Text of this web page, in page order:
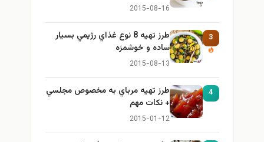
2015-08-16
3
طرز تهيه 8 نوع غذاي رژيمي بسيار
ساده و خوشمزه
2015-08-13
4
طرز تهيه مرباي به مخصوص مجلسي
+ نكات مهم
2015-01-12